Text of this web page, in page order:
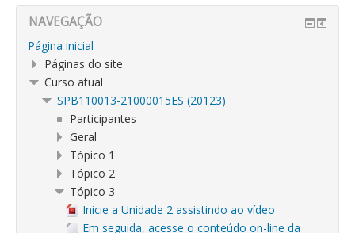
NAVEGAÇÃO
Página inicial
Páginas do site
Curso atual
SPB110013-21000015ES (20123)
Participantes
Geral
Tópico 1
Tópico 2
Tópico 3
Inicie a Unidade 2 assistindo ao vídeo
Em seguida, acesse o conteúdo on-line da